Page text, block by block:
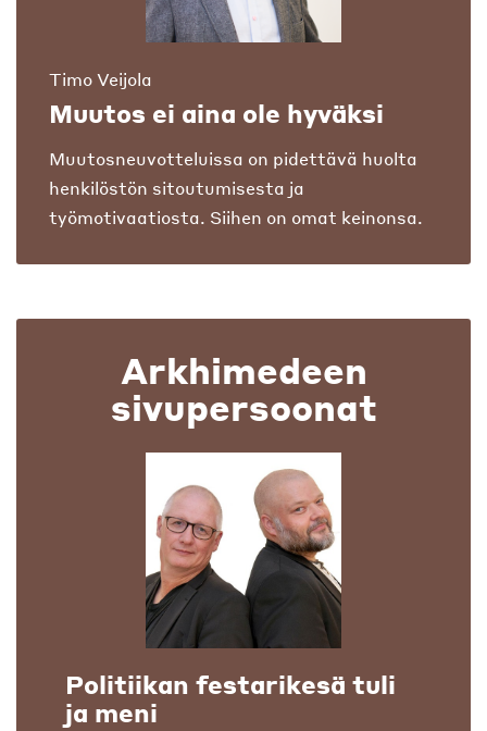
Timo Veijola
Muutos ei aina ole hyväksi
Muutosneuvotteluissa on pidettävä huolta
henkilöstön sitoutumisesta ja
työmotivaatiosta. Siihen on omat keinonsa.
Arkhimedeen
sivupersoonat
Politiikan festarikesä tuli
ja meni